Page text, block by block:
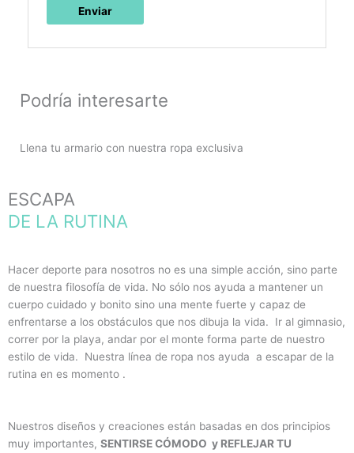
Podría interesarte
Llena tu armario con nuestra ropa exclusiva
ESCAPA
DE LA RUTINA
Hacer deporte para nosotros no es una simple acción, sino parte
de nuestra filosofía de vida. No sólo nos ayuda a mantener un
cuerpo cuidado y bonito sino una mente fuerte y capaz de
enfrentarse a los obstáculos que nos dibuja la vida. Ir al gimnasio,
correr por la playa, andar por el monte forma parte de nuestro
estilo de vida. Nuestra línea de ropa nos ayuda a escapar de la
rutina en es momento .
Nuestros diseños y creaciones están basadas en dos principios
muy importantes, SENTIRSE CÓMODO y REFLEJAR TU